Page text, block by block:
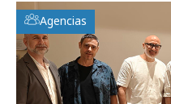
Agencias